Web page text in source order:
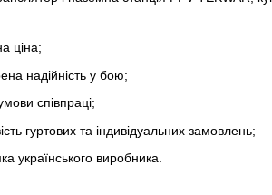
ціна;
надійність у бою;
співпраці;
гуртових та індивідуальних замовлень;
українського виробника.